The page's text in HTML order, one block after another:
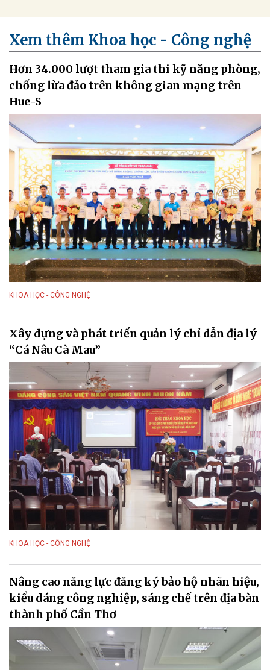
Xem thêm Khoa học - Công nghệ
Hơn 34.000 lượt tham gia thi kỹ năng phòng,
chống lừa đảo trên không gian mạng trên
Hue-S
KHOA HỌC - CÔNG NGHỆ
Xây dựng và phát triển quản lý chỉ dẫn địa lý
“Cá Nâu Cà Mau”
KHOA HỌC - CÔNG NGHỆ
Nâng cao năng lực đăng ký bảo hộ nhãn hiệu,
kiểu dáng công nghiệp, sáng chế trên địa bàn
thành phố Cần Thơ